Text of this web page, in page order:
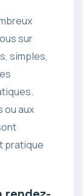
sur
simples,
ou aux
pratique